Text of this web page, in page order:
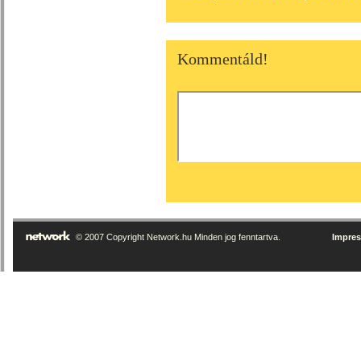
Kommentáld!
© 2007 Copyright Network.hu Minden jog fenntartva.